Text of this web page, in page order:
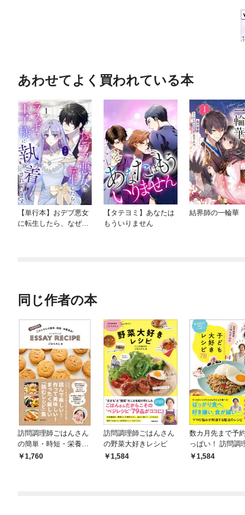
あわせてよく買われている本
【単行本】おデブ悪女
に転生したら、なぜか
【タテヨミ】あなたは
もういりません
結界師の一輪華
同じ作者の本
訪問調理師ごはんさん
の簡単・時短・栄養満
点！ エッセイレシピ
1,760
訪問調理師ごはんさん
の野菜大好きレシピ
1,584
数カ月先まで予
っぱい！ 訪問調
はんさんのどんど
1,584